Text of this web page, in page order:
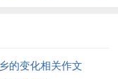
的变化相关作文